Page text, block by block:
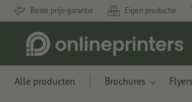
Beste prijs-garantie Eigen productie
Alle producten Brochures Flyers